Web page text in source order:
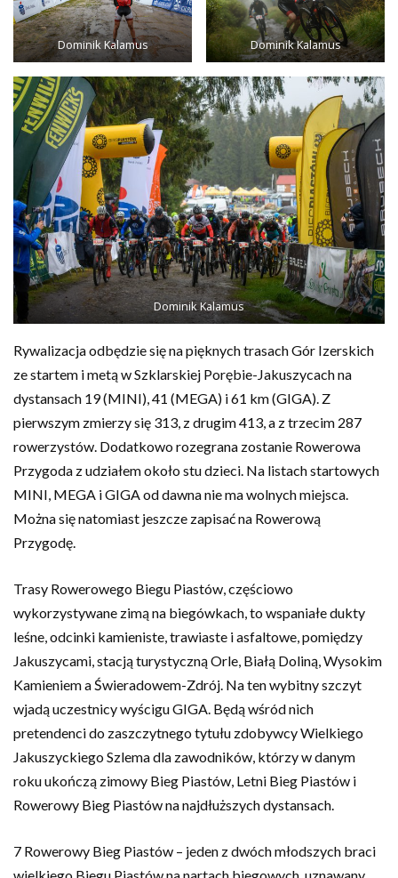
Dominik Kalamus Dominik Kalamus
Dominik Kalamus
Rywalizacja odbędzie się na pięknych trasach Gór Izerskich
ze startem i metą w Szklarskiej Porębie-Jakuszycach na
dystansach 19 (MINI), 41 (MEGA) i 61 km (GIGA). Z
pierwszym zmierzy się 313, z drugim 413, a z trzecim 287
rowerzystów. Dodatkowo rozegrana zostanie Rowerowa
Przygoda z udziałem około stu dzieci. Na listach startowych
MINI, MEGA i GIGA od dawna nie ma wolnych miejsca.
Można się natomiast jeszcze zapisać na Rowerową
Przygodę.
Trasy Rowerowego Biegu Piastów, częściowo
wykorzystywane zimą na biegówkach, to wspaniałe dukty
leśne, odcinki kamieniste, trawiaste i asfaltowe, pomiędzy
Jakuszycami, stacją turystyczną Orle, Białą Doliną, Wysokim
Kamieniem a Świeradowem-Zdrój. Na ten wybitny szczyt
wjadą uczestnicy wyścigu GIGA. Będą wśród nich
pretendenci do zaszczytnego tytułu zdobywcy Wielkiego
Jakuszyckiego Szlema dla zawodników, którzy w danym
roku ukończą zimowy Bieg Piastów, Letni Bieg Piastów i
Rowerowy Bieg Piastów na najdłuższych dystansach.
7 Rowerowy Bieg Piastów – jeden z dwóch młodszych braci